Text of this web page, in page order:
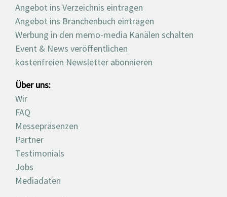
Angebot ins Verzeichnis eintragen
Angebot ins Branchenbuch eintragen
Werbung in den memo-media Kanälen schalten
Event & News veröffentlichen
kostenfreien Newsletter abonnieren
Über uns:
Wir
FAQ
Messepräsenzen
Partner
Testimonials
Jobs
Mediadaten